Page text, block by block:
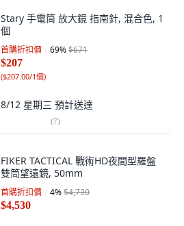
Stary 手電筒 放大鏡 指南針, 混合色, 1
個
首購折扣價 69%$671
$207
($207.00/1個)
8/12 星期三 預計送達
(7)
FIKER TACTICAL 戰術HD夜間型羅盤
雙筒望遠鏡, 50mm
首購折扣價 4%$4,730
$4,530